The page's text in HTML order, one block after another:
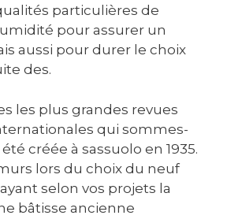
particulières de
pour assurer un
aussi pour durer le choix
des.
les plus grandes revues
qui sommes-
créée à sassuolo en 1935.
lors du choix du neuf
selon vos projets la
bâtisse ancienne